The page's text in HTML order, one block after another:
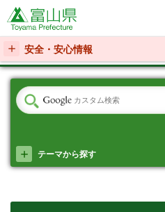
富山県
安全・安心情報
テーマから探す